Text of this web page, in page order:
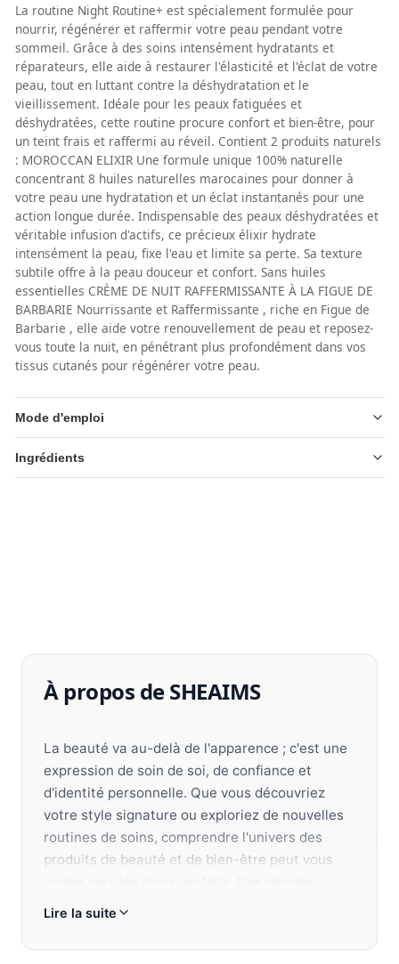
La routine Night Routine+ est spécialement formulée pour
nourrir, régénérer et raffermir votre peau pendant votre
sommeil. Grâce à des soins intensément hydratants et
réparateurs, elle aide à restaurer l'élasticité et l'éclat de votre
peau, tout en luttant contre la déshydratation et le
vieillissement. Idéale pour les peaux fatiguées et
déshydratées, cette routine procure confort et bien-être, pour
un teint frais et raffermi au réveil. Contient 2 produits naturels
: MOROCCAN ELIXIR Une formule unique 100% naturelle
concentrant 8 huiles naturelles marocaines pour donner à
votre peau une hydratation et un éclat instantanés pour une
action longue durée. Indispensable des peaux déshydratées et
véritable infusion d'actifs, ce précieux élixir hydrate
intensément la peau, fixe l'eau et limite sa perte. Sa texture
subtile offre à la peau douceur et confort. Sans huiles
essentielles CRÈME DE NUIT RAFFERMISSANTE À LA FIGUE DE
BARBARIE Nourrissante et Raffermissante , riche en Figue de
Barbarie , elle aide votre renouvellement de peau et reposez-
vous toute la nuit, en pénétrant plus profondément dans vos
tissus cutanés pour régénérer votre peau.
Mode d'emploi
Ingrédients
À propos de SHEAIMS
La beauté va au-delà de l'apparence ; c'est une
expression de soin de soi, de confiance et
d'identité personnelle. Que vous découvriez
votre style signature ou exploriez de nouvelles
routines de soins, comprendre l'univers des
produits de beauté et de bien-être peut vous
nourrissants et parfums de luxe aux
produit offre des bienfaits uniques pour
Lire la suite